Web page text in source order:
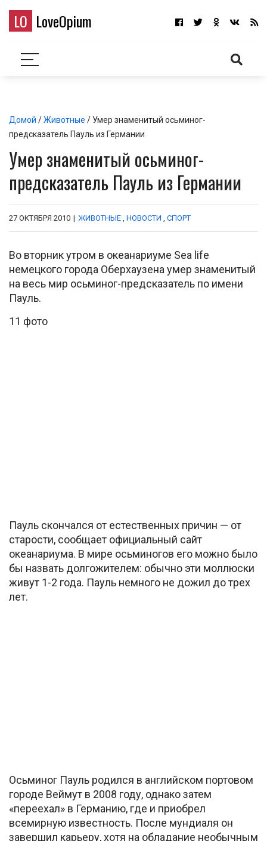
LO LoveOpium
Домой /Животные / Умер знаменитый осьминог-
предсказатель Пауль из Германии
Умер знаменитый осьминог-
предсказатель Пауль из Германии
27 ОКТЯБРЯ 2010 | ЖИВОТНЫЕ , НОВОСТИ , СПОРТ
Во вторник утром в океанариуме Sea life
немецкого города Оберхаузена умер знаменитый
на весь мир осьминог-предсказатель по имени
Пауль.
11 фото
Пауль скончался от естественных причин — от
старости, сообщает официальный сайт
океанариума. В мире осьминогов его можно было
бы назвать долгожителем: обычно эти моллюски
живут 1-2 года. Пауль немного не дожил до трех
лет.
Осьминог Пауль родился в английском портовом
городе Веймут в 2008 году, однако затем
«переехал» в Германию, где и приобрел
всемирную известность. После мундиаля он
завершил карьеру, хотя на обладание необычным